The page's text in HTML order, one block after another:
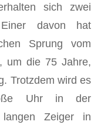
sich zwei
Einer davon hat
Sprung vom
um die 75 Jahre,
Trotzdem wird es
Uhr in der
Zeiger in